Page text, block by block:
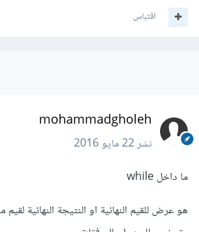
اقتباس
mohammadgholeh
نشر22 مايو 2016
ما داخل while
هو عرض للقيم النهائية او النتيجة النهائية